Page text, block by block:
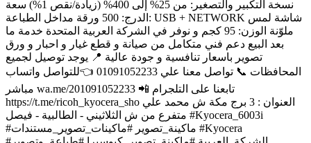
نسخة التكبير والتصغير: من 25% إلى 400% (زيادة/نقص 1%) سعة
الدرج: 500 ورقة مداخل الطباعة: USB + NETWORK شاشة لمس
ملوّنة الوزن: 95 كجم و نوفر في الشركة العربية المتحدة خدمة ما
بعد البيع دعم فني متكامل من صيانة و قطع غيار و احبار و ورق
تصوير باسعار تنافسية و جودة عالية 📍 يوجد توصيل لجميع
المحافظات 📞 تواصل معنا علي 01091052233 👈للتواصل واتساب
مباشر wa.me/201091052233 📲 تابعنا على التلجرام
https://t.me/ricoh_kyocera_sho العنوان : 3 برج مكة ش محمد علي
متفرع من ش الثلاثيني - الطالبية - فيصل #Kyocera_6003i
#ماكينة_تصوير #ماكينات_تصوير_مستندات #Kyocera